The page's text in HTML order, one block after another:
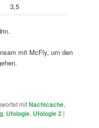
3,5
mit McFly, um den
mitNachtcache,
, Ufologie, Ufologie 2 |